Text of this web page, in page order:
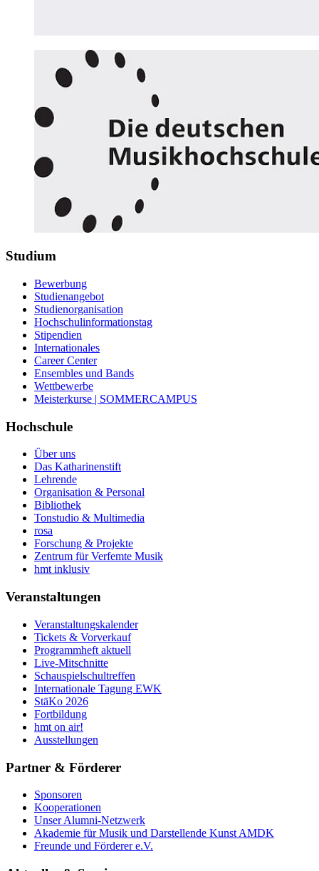
Studium
Bewerbung
Studienangebot
Studienorganisation
Hochschulinformationstag
Stipendien
Internationales
Career Center
Ensembles und Bands
Wettbewerbe
Meisterkurse | SOMMERCAMPUS
Hochschule
Über uns
Das Katharinenstift
Lehrende
Organisation & Personal
Bibliothek
Tonstudio & Multimedia
rosa
Forschung & Projekte
Zentrum für Verfemte Musik
hmt inklusiv
Veranstaltungen
Veranstaltungskalender
Tickets & Vorverkauf
Programmheft aktuell
Live-Mitschnitte
Schauspielschultreffen
Internationale Tagung EWK
StäKo 2026
Fortbildung
hmt on air!
Ausstellungen
Partner & Förderer
Sponsoren
Kooperationen
Unser Alumni-Netzwerk
Akademie für Musik und Darstellende Kunst AMDK
Freunde und Förderer e.V.